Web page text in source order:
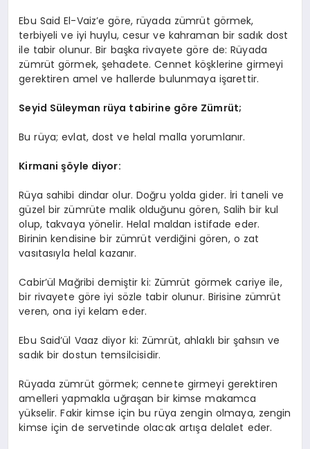
Ebu Said El-Vaiz’e göre, rüyada zümrüt görmek,
terbiyeli ve iyi huylu, cesur ve kahraman bir sadık dost
ile tabir olunur. Bir başka rivayete göre de: Rüyada
zümrüt görmek, şehadete. Cennet köşklerine girmeyi
gerektiren amel ve hallerde bulunmaya işarettir.
Seyid Süleyman rüya tabirine göre Zümrüt;
Bu rüya; evlat, dost ve helal malla yorumlanır.
Kirmani şöyle diyor:
Rüya sahibi dindar olur. Doğru yolda gider. İri taneli ve
güzel bir zümrüte malik olduğunu gören, Salih bir kul
olup, takvaya yönelir. Helal maldan istifade eder.
Birinin kendisine bir zümrüt verdiğini gören, o zat
vasıtasıyla helal kazanır.
Cabir’ül Mağribi demiştir ki: Zümrüt görmek cariye ile,
bir rivayete göre iyi sözle tabir olunur. Birisine zümrüt
veren, ona iyi kelam eder.
Ebu Said’ül Vaaz diyor ki: Zümrüt, ahlaklı bir şahsın ve
sadık bir dostun temsilcisidir.
Rüyada zümrüt görmek; cennete girmeyi gerektiren
amelleri yapmakla uğraşan bir kimse makamca
yükselir. Fakir kimse için bu rüya zengin olmaya, zengin
kimse için de servetinde olacak artışa delalet eder.